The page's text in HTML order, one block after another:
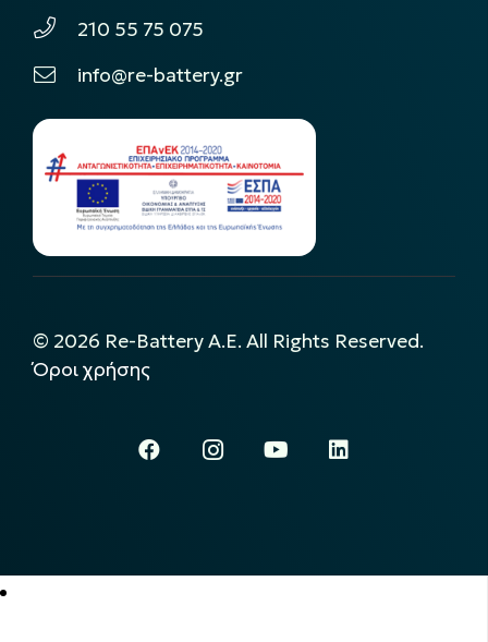
210 55 75 075
info@re-battery.gr
© 2026 Re-Battery A.E. All Rights Reserved.
Όροι χρήσης